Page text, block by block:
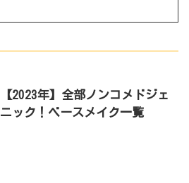
【2023年】全部ノンコメドジェ
ニック！ベースメイク一覧